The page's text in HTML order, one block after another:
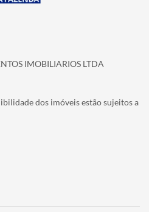
IMOBILIARIOS LTDA
dos imóveis estão sujeitos a